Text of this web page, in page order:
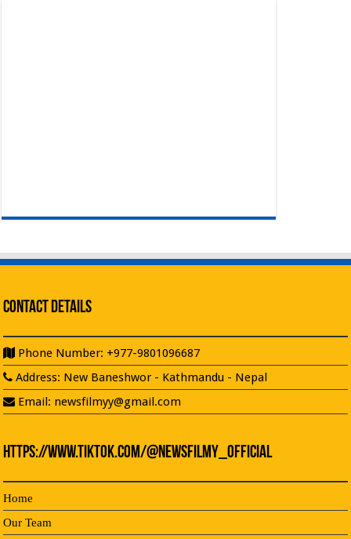
Contact Details
Phone Number: +977-9801096687
Address: New Baneshwor - Kathmandu - Nepal
Email: newsfilmyy@gmail.com
https://www.tiktok.com/@newsfilmy_official
Home
Our Team